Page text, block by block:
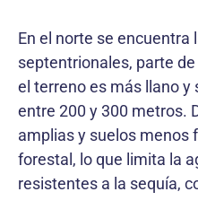
En el norte se encuentra
septentrionales, parte
el terreno es más llano
entre 200 y 300 metros.
amplias y suelos menos
forestal, lo que limita la
resistentes a la sequía,